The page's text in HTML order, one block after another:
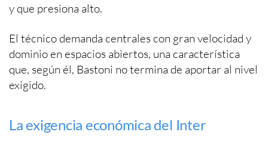
y que presiona alto.
El técnico demanda centrales con gran velocidad y
dominio en espacios abiertos, una característica
que, según él, Bastoni no termina de aportar al nivel
exigido.
La exigencia económica del Inter